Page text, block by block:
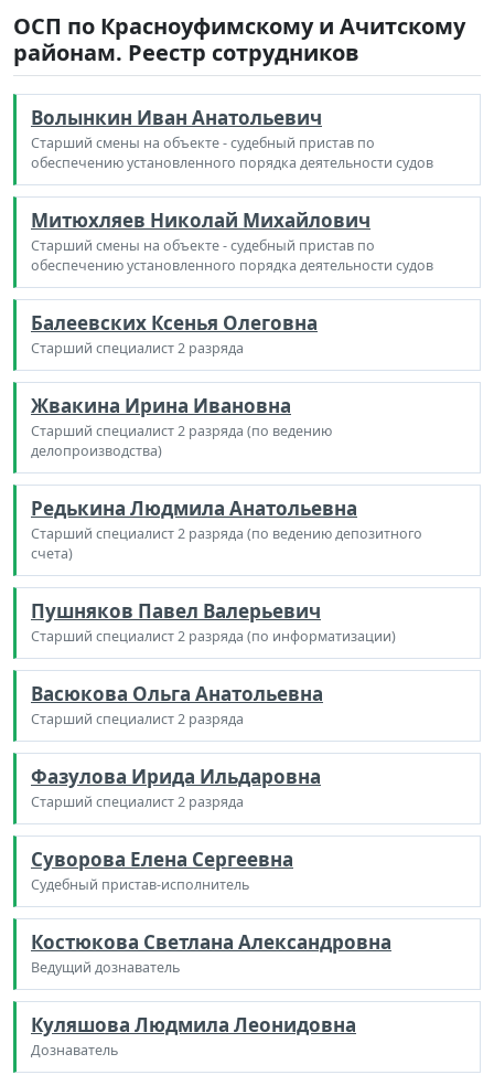
ОСП по Красноуфимскому и Ачитскому
районам. Реестр сотрудников
Волынкин Иван Анатольевич
Старший смены на объекте - судебный пристав по
обеспечению установленного порядка деятельности судов
Митюхляев Николай Михайлович
Старший смены на объекте - судебный пристав по
обеспечению установленного порядка деятельности судов
Балеевских Ксенья Олеговна
Старший специалист 2 разряда
Жвакина Ирина Ивановна
Старший специалист 2 разряда (по ведению
делопроизводства)
Редькина Людмила Анатольевна
Старший специалист 2 разряда (по ведению депозитного
счета)
Пушняков Павел Валерьевич
Старший специалист 2 разряда (по информатизации)
Васюкова Ольга Анатольевна
Старший специалист 2 разряда
Фазулова Ирида Ильдаровна
Старший специалист 2 разряда
Суворова Елена Сергеевна
Судебный пристав-исполнитель
Костюкова Светлана Александровна
Ведущий дознаватель
Куляшова Людмила Леонидовна
Дознаватель